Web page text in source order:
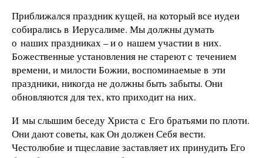
Приближался праздник кущей, на который все иудеи
собирались в Иерусалиме. Мы должны думать
о наших праздниках – и о нашем участии в них.
Божественные установления не стареют с течением
времени, и милости Божии, воспоминаемые в эти
праздники, никогда не должны быть забыты. Они
обновляются для тех, кто приходит на них.
И мы слышим беседу Христа с Его братьями по плоти.
Они дают советы, как Он должен Себя вести.
Честолюбие и тщеславие заставляет их принудить Его